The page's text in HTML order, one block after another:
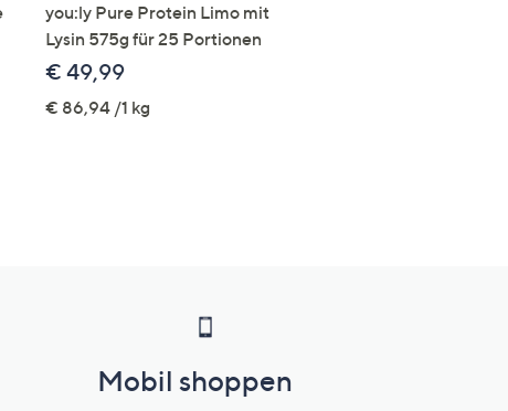
you:ly Pure Protein Limo mit
Lysin 575g für 25 Portionen
€ 49,99
€ 86,94 /1 kg
Mobil shoppen